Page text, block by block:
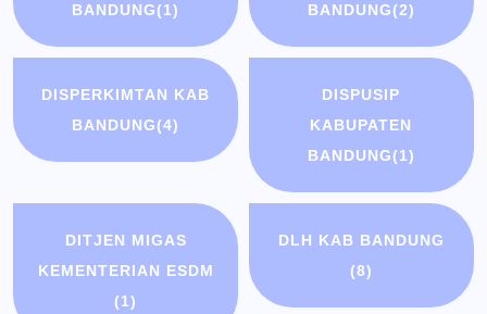
BANDUNG(1)
BANDUNG(2)
DISPERKIMTAN KAB
BANDUNG(4)
DISPUSIP
KABUPATEN
BANDUNG(1)
DITJEN MIGAS
KEMENTERIAN ESDM
(1)
DLH KAB BANDUNG
(8)